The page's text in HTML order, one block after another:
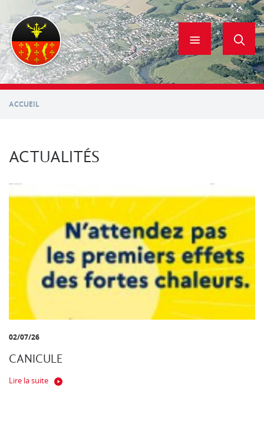
contenu
principal
ACCUEIL
ACTUALITÉS
02/07/26
CANICULE
Lire la suite